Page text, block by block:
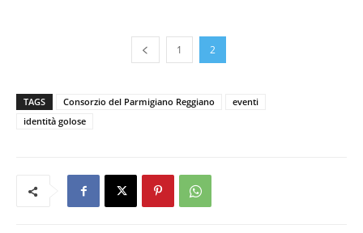
1 2
TAGS Consorzio del Parmigiano Reggiano
eventi
identità golose